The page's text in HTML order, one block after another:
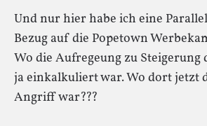
Und nur hier habe ich eine
Bezug auf die Popetown
Wo die Aufregeung zu Steigerung
ja einkalkuliert war. Wo dort jetzt
Angriff war???